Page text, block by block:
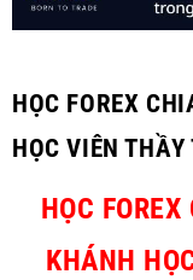
HỌC FOREX
HỌC VIÊN
HỌC
KHÁNH